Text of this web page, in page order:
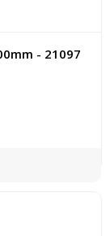
- 21097